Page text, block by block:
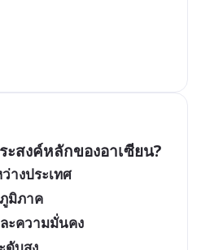
สงค์หลักของอาเซียน?
างประเทศ
มิภาค
ะความมั่นคง